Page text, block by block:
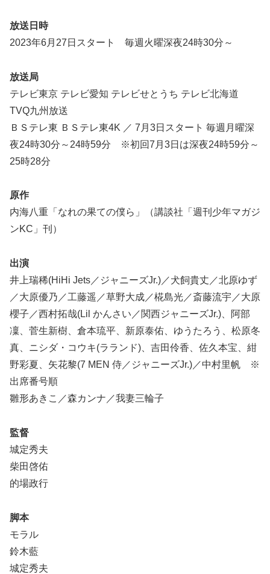
放送日時
2023年6月27日スタート 毎週火曜深夜24時30分～
放送局
テレビ東京 テレビ愛知 テレビせとうち テレビ北海道
TVQ九州放送
ＢＳテレ東 ＢＳテレ東4K ／ 7月3日スタート 毎週月曜深
夜24時30分～24時59分 ※初回7月3日は深夜24時59分～
25時28分
原作
内海八重「なれの果ての僕ら」（講談社「週刊少年マガジ
ンKC」刊）
出演
井上瑞稀(HiHi Jets／ジャニーズJr.)／犬飼貴丈／北原ゆず
／大原優乃／工藤遥／草野大成／椛島光／斎藤流宇／大原
櫻子／西村拓哉(Lil かんさい／関西ジャニーズJr.)、阿部
凜、菅生新樹、倉本琉平、新原泰佑、ゆうたろう、松原冬
真、ニシダ・コウキ(ラランド)、吉田伶香、佐久本宝、紺
野彩夏、矢花黎(7 MEN 侍／ジャニーズJr.)／中村里帆 ※
出席番号順
雛形あきこ／森カンナ／我妻三輪子
監督
城定秀夫
柴田啓佑
的場政行
脚本
モラル
鈴木藍
城定秀夫